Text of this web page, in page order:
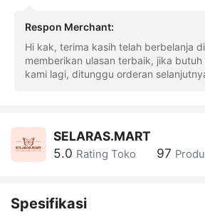
Respon Merchant:
Hi kak, terima kasih telah berbelanja
memberikan ulasan terbaik, jika
kami lagi, ditunggu orderan
SELARAS.MART
5.0 Rating Toko 97
Spesifikasi